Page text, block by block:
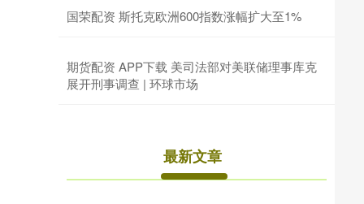
国荣配资 斯托克欧洲600指数涨幅扩大至1%
期货配资 APP下载 美司法部对美联储理事库克
展开刑事调查 | 环球市场
最新文章